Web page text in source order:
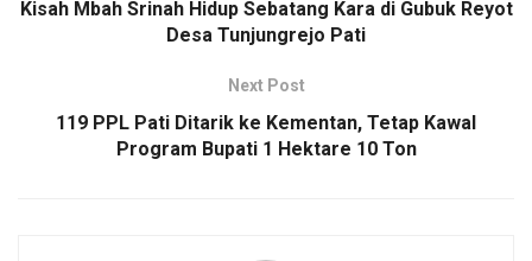
Kisah Mbah Srinah Hidup Sebatang Kara di Gubuk Reyot
Desa Tunjungrejo Pati
Next Post
119 PPL Pati Ditarik ke Kementan, Tetap Kawal
Program Bupati 1 Hektare 10 Ton